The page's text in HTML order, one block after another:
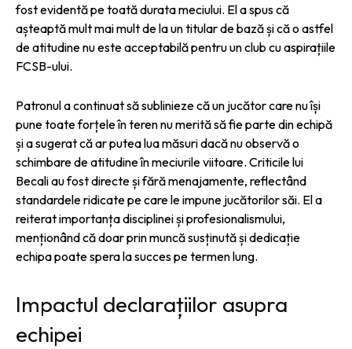
fost evidentă pe toată durata meciului. El a spus că
așteaptă mult mai mult de la un titular de bază și că o astfel
de atitudine nu este acceptabilă pentru un club cu aspirațiile
FCSB-ului.
Patronul a continuat să sublinieze că un jucător care nu își
pune toate forțele în teren nu merită să fie parte din echipă
și a sugerat că ar putea lua măsuri dacă nu observă o
schimbare de atitudine în meciurile viitoare. Criticile lui
Becali au fost directe și fără menajamente, reflectând
standardele ridicate pe care le impune jucătorilor săi. El a
reiterat importanța disciplinei și profesionalismului,
menționând că doar prin muncă susținută și dedicație
echipa poate spera la succes pe termen lung.
Impactul declarațiilor asupra
echipei